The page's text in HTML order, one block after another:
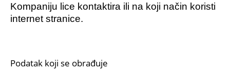
Kompaniju lice kontaktira ili na koji način koristi
internet stranice.
Podatak koji se obrađuje